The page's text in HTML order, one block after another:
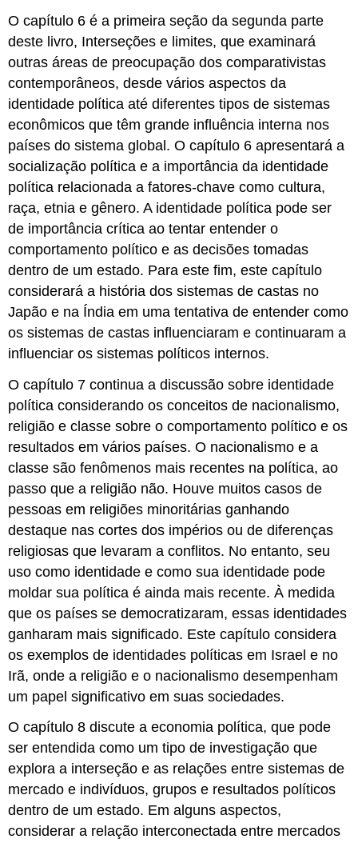
O capítulo 6 é a primeira seção da segunda parte
deste livro, Interseções e limites, que examinará
outras áreas de preocupação dos comparativistas
contemporâneos, desde vários aspectos da
identidade política até diferentes tipos de sistemas
econômicos que têm grande influência interna nos
países do sistema global. O capítulo 6 apresentará a
socialização política e a importância da identidade
política relacionada a fatores-chave como cultura,
raça, etnia e gênero. A identidade política pode ser
de importância crítica ao tentar entender o
comportamento político e as decisões tomadas
dentro de um estado. Para este fim, este capítulo
considerará a história dos sistemas de castas no
Japão e na Índia em uma tentativa de entender como
os sistemas de castas influenciaram e continuaram a
influenciar os sistemas políticos internos.
O capítulo 7 continua a discussão sobre identidade
política considerando os conceitos de nacionalismo,
religião e classe sobre o comportamento político e os
resultados em vários países. O nacionalismo e a
classe são fenômenos mais recentes na política, ao
passo que a religião não. Houve muitos casos de
pessoas em religiões minoritárias ganhando
destaque nas cortes dos impérios ou de diferenças
religiosas que levaram a conflitos. No entanto, seu
uso como identidade e como sua identidade pode
moldar sua política é ainda mais recente. À medida
que os países se democratizaram, essas identidades
ganharam mais significado. Este capítulo considera
os exemplos de identidades políticas em Israel e no
Irã, onde a religião e o nacionalismo desempenham
um papel significativo em suas sociedades.
O capítulo 8 discute a economia política, que pode
ser entendida como um tipo de investigação que
explora a interseção e as relações entre sistemas de
mercado e indivíduos, grupos e resultados políticos
dentro de um estado. Em alguns aspectos,
considerar a relação interconectada entre mercados